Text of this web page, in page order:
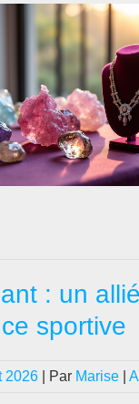
: un
sportive
2026 | Par Marise